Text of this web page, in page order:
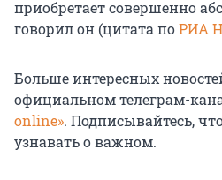
приобретает совершенно
говорил он (цитата поРИА
Больше интересных
официальном телеграм-
online». Подписывайтесь,
узнавать о важном.